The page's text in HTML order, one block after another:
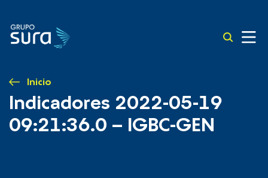
Inicio
Indicadores 2022-05-19
09:21:36.0 – IGBC-GEN